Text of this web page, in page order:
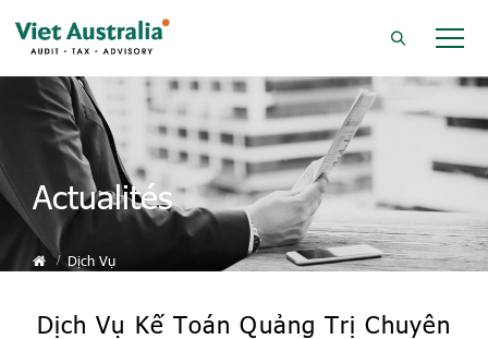
Actualités
Dịch Vụ
Dịch Vụ Kế Toán Quảng Trị Chuyên